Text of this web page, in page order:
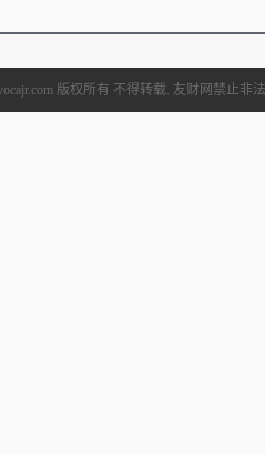
版权所有 不得转载. 友财网禁止非